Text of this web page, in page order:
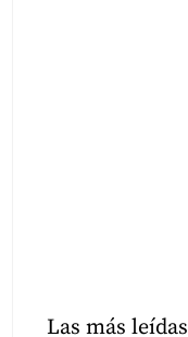
Las más leídas